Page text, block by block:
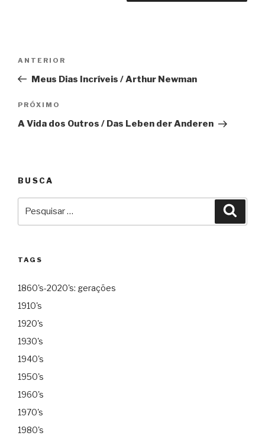
Post
Anterior
ANTERIOR
Meus Dias Incríveis / Arthur Newman
Próximo
PRÓXIMO
A Vida dos Outros / Das Leben der Anderen
BUSCA
TAGS
1860's-2020's: gerações
1910's
1920's
1930's
1940's
1950's
1960's
1970's
1980's